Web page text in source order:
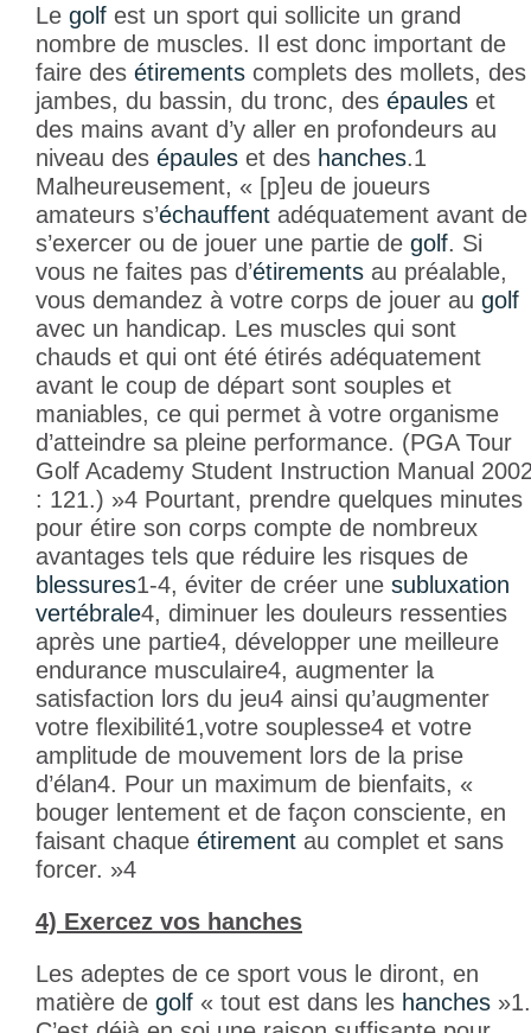
Le golf est un sport qui sollicite un grand
nombre de muscles. Il est donc important de
faire des étirements complets des mollets, des
jambes, du bassin, du tronc, des épaules et
des mains avant d’y aller en profondeurs au
niveau des épaules et des hanches.1
Malheureusement, « [p]eu de joueurs
amateurs s’échauffent adéquatement avant de
s’exercer ou de jouer une partie de golf. Si
vous ne faites pas d’étirements au préalable,
vous demandez à votre corps de jouer au golf
avec un handicap. Les muscles qui sont
chauds et qui ont été étirés adéquatement
avant le coup de départ sont souples et
maniables, ce qui permet à votre organisme
d’atteindre sa pleine performance. (PGA Tour
Golf Academy Student Instruction Manual
: 121.) »4 Pourtant, prendre quelques minutes
pour étire son corps compte de nombreux
avantages tels que réduire les risques de
blessures1-4, éviter de créer une subluxation
vertébrale4, diminuer les douleurs ressenties
après une partie4, développer une meilleure
endurance musculaire4, augmenter la
satisfaction lors du jeu4 ainsi qu’augmenter
votre flexibilité1,votre souplesse4 et votre
amplitude de mouvement lors de la prise
d’élan4. Pour un maximum de bienfaits, «
bouger lentement et de façon consciente, en
faisant chaque étirement au complet et sans
forcer. »4
4) Exercez vos hanches
Les adeptes de ce sport vous le diront, en
matière de golf « tout est dans les hanches »1.